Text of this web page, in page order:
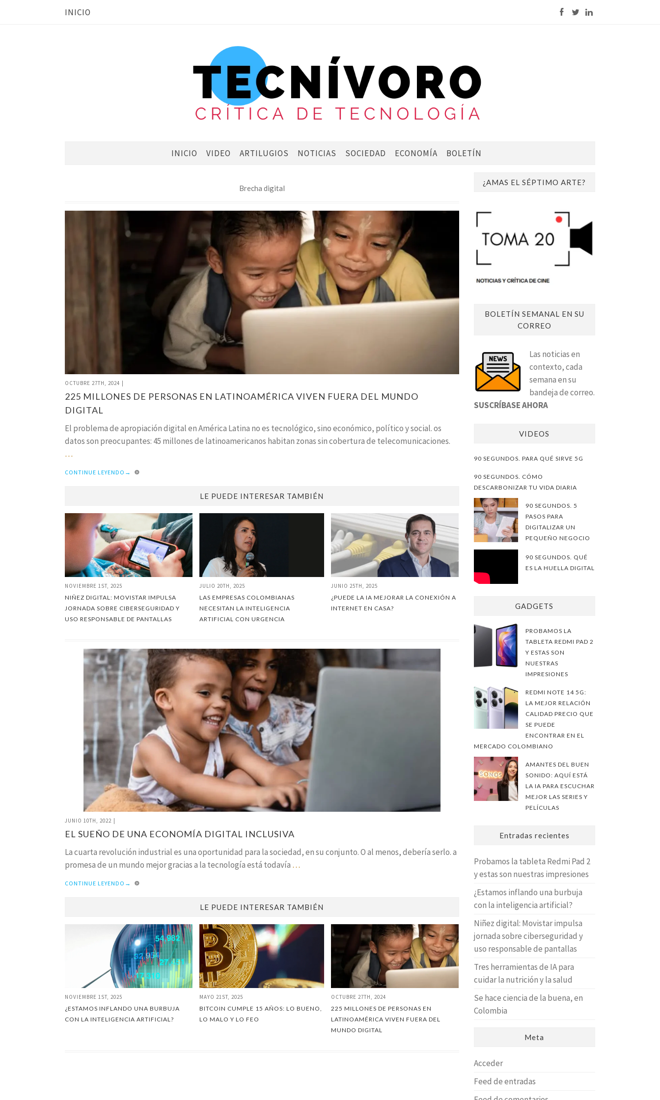
INICIO
INICIO VIDEO ARTILUGIOS NOTICIAS SOCIEDAD ECONOMÍA BOLETÍN
Brecha digital
OCTUBRE 27TH, 2024 |
225 MILLONES DE PERSONAS EN LATINOAMÉRICA VIVEN FUERA DEL MUNDO
DIGITAL
El problema de apropiación digital en América Latina no es tecnológico, sino económico, político y social. os
datos son preocupantes: 45 millones de latinoamericanos habitan zonas sin cobertura de telecomunicaciones.
…
CONTINUE LEYENDO →
LE PUEDE INTERESAR TAMBIÉN
NOVIEMBRE 1ST, 2025
NIÑEZ DIGITAL: MOVISTAR IMPULSA
JORNADA SOBRE CIBERSEGURIDAD Y
USO RESPONSABLE DE PANTALLAS
JULIO 20TH, 2025
LAS EMPRESAS COLOMBIANAS
NECESITAN LA INTELIGENCIA
ARTIFICIAL CON URGENCIA
JUNIO 25TH, 2025
¿PUEDE LA IA MEJORAR LA CONEXIÓN A
INTERNET EN CASA?
JUNIO 10TH, 2022
EL SUEÑO DE UNA ECONOMÍA DIGITAL INCLUSIVA
La cuarta revolución industrial es una oportunidad para la sociedad, en su conjunto. O al menos, debería serlo. a
promesa de un mundo mejor gracias a la tecnología está todavía …
CONTINUE LEYENDO →
LE PUEDE INTERESAR TAMBIÉN
NOVIEMBRE 1ST, 2025
¿ESTAMOS INFLANDO UNA BURBUJA
CON LA INTELIGENCIA ARTIFICIAL?
MAYO 21ST, 2025
BITCOIN CUMPLE 15 AÑOS: LO BUENO,
LO MALO Y LO FEO
OCTUBRE 27TH, 2024
225 MILLONES DE PERSONAS EN
LATINOAMÉRICA VIVEN FUERA DEL
MUNDO DIGITAL
¿AMAS EL SÉPTIMO ARTE?
BOLETÍN SEMANAL EN SU
CORREO
Las noticias en
contexto, cada
semana en su
bandeja de correo.
SUSCRÍBASE AHORA
VIDEOS
90 SEGUNDOS. PARA QUÉ SIRVE 5G
90 SEGUNDOS. CÓMO
DESCARBONIZAR TU VIDA DIARIA
90 SEGUNDOS. 5
PASOS PARA
DIGITALIZAR UN
PEQUEÑO NEGOCIO
90 SEGUNDOS. QUÉ
ES LA HUELLA DIGITAL
GADGETS
PROBAMOS LA
TABLETA REDMI PAD 2
Y ESTAS SON
NUESTRAS
IMPRESIONES
REDMI NOTE 14 5G:
LA MEJOR RELACIÓN
CALIDAD PRECIO QUE
SE PUEDE
ENCONTRAR EN EL
MERCADO COLOMBIANO
AMANTES DEL BUEN
SONIDO: AQUÍ ESTÁ
LA IA PARA ESCUCHAR
MEJOR LAS SERIES Y
PELÍCULAS
Entradas recientes
Probamos la tableta Redmi Pad 2
y estas son nuestras impresiones
¿Estamos inflando una burbuja
con la inteligencia artificial?
Niñez digital: Movistar impulsa
jornada sobre ciberseguridad y
uso responsable de pantallas
Tres herramientas de IA para
cuidar la nutrición y la salud
Se hace ciencia de la buena, en
Colombia
Meta
Acceder
Feed de entradas